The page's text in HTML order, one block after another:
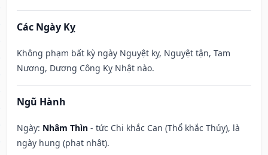
Các Ngày Kỵ
Không phạm bất kỳ ngày Nguyệt kỵ, Nguyệt tận, Tam
Nương, Dương Công Kỵ Nhật nào.
Ngũ Hành
Ngày: Nhâm Thìn - tức Chi khắc Can (Thổ khắc Thủy), là
ngày hung (phạt nhật).